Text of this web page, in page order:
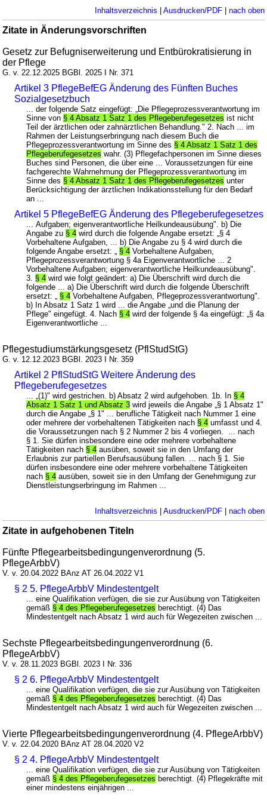
Inhaltsverzeichnis | Ausdrucken/PDF| nach oben
Zitate in Änderungsvorschriften
Gesetz zur Befugniserweiterung und Entbürokratisierung in
der Pflege
G. v. 22.12.2025 BGBl. 2025 I Nr. 371
Artikel 3 PflegeBefEG Änderung des Fünften Buches
Sozialgesetzbuch
... der folgende Satz eingefügt: „Die Pflegeprozessverantwortung im
Sinne von § 4 Absatz 1 Satz 1 des Pflegeberufegesetzes ist nicht
Teil der ärztlichen oder zahnärztlichen Behandlung." 2. Nach ... im
Rahmen der Leistungserbringung nach diesem Buch die
Pflegeprozessverantwortung im Sinne des § 4 Absatz 1 Satz 1 des
Pflegeberufegesetzes wahr. (3) Pflegefachpersonen im Sinne dieses
Buches sind Personen, die über eine ... Voraussetzungen für eine
fachgerechte Wahrnehmung der Pflegeprozessverantwortung im
Sinne des § 4 Absatz 1 Satz 1 des Pflegeberufegesetzes unter
Berücksichtigung der ärztlichen Indikationsstellung für den Bedarf
an ...
Artikel 5 PflegeBefEG Änderung des Pflegeberufegesetzes
... Aufgaben; eigenverantwortliche Heilkundeausübung". b) Die
Angabe zu § 4 wird durch die folgende Angabe ersetzt: „§ 4
Vorbehaltene Aufgaben, ... b) Die Angabe zu § 4 wird durch die
folgende Angabe ersetzt: „ § 4 Vorbehaltene Aufgaben,
Pflegeprozessverantwortung § 4a Eigenverantwortliche ... 2
Vorbehaltene Aufgaben; eigenverantwortliche Heilkundeausübung".
3. § 4 wird wie folgt geändert: a) Die Überschrift wird durch die
folgende ... a) Die Überschrift wird durch die folgende Überschrift
ersetzt: „ § 4 Vorbehaltene Aufgaben, Pflegeprozessverantwortung".
b) In Absatz 1 Satz 1 wird ... die Angabe „und die Planung der
Pflege" eingefügt. 4. Nach § 4 wird der folgende § 4a eingefügt: „§ 4a
Eigenverantwortliche ...
Pflegestudiumstärkungsgesetz (PflStudStG)
G. v. 12.12.2023 BGBl. 2023 I Nr. 359
Artikel 2 PflStudStG Weitere Änderung des
Pflegeberufegesetzes
... „(1)" wird gestrichen. b) Absatz 2 wird aufgehoben. 1b. In § 4
Absatz 1 Satz 1 und Absatz 3 wird jeweils die Angabe „§ 1 Absatz 1"
durch die Angabe „§ 1" ... berufliche Tätigkeit nach Nummer 1 eine
oder mehrere der vorbehaltenen Tätigkeiten nach § 4 umfasst und 4.
die Voraussetzungen nach § 2 Nummer 2 bis 4 vorliegen. ... nach
§ 1. Sie dürfen insbesondere eine oder mehrere vorbehaltene
Tätigkeiten nach § 4 ausüben, soweit sie in den Umfang der
Erlaubnis zur partiellen Berufsausübung fallen. ... nach § 1. Sie
dürfen insbesondere eine oder mehrere vorbehaltene Tätigkeiten
nach § 4 ausüben, soweit sie in den Umfang der Genehmigung zur
Dienstleistungserbringung im Rahmen ...
Inhaltsverzeichnis | Ausdrucken/PDF| nach oben
Zitate in aufgehobenen Titeln
Fünfte Pflegearbeitsbedingungenverordnung (5.
PflegeArbbV)
V. v. 20.04.2022 BAnz AT 26.04.2022 V1
§ 2 5. PflegeArbbV Mindestentgelt
... eine Qualifikation verfügen, die sie zur Ausübung von Tätigkeiten
gemäß § 4 des Pflegeberufegesetzes berechtigt. (4) Das
Mindestentgelt nach Absatz 1 wird auch für Wegezeiten zwischen ...
Sechste Pflegearbeitsbedingungenverordnung (6.
PflegeArbbV)
V. v. 28.11.2023 BGBl. 2023 I Nr. 336
§ 2 6. PflegeArbbV Mindestentgelt
... eine Qualifikation verfügen, die sie zur Ausübung von Tätigkeiten
gemäß § 4 des Pflegeberufegesetzes berechtigt. (4) Das
Mindestentgelt nach Absatz 1 wird auch für Wegezeiten zwischen ...
Vierte Pflegearbeitsbedingungenverordnung (4. PflegeArbbV)
V. v. 22.04.2020 BAnz AT 28.04.2020 V2
§ 2 4. PflegeArbbV Mindestentgelt
... eine Qualifikation verfügen, die sie zur Ausübung von Tätigkeiten
gemäß § 4 des Pflegeberufegesetzes berechtigt. (4) Pflegekräfte mit
einer mindestens einjährigen ...